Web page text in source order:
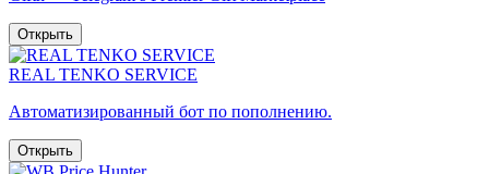
Открыть
REAL TENKO SERVICE
Автоматизированный бот по пополнению.
Открыть